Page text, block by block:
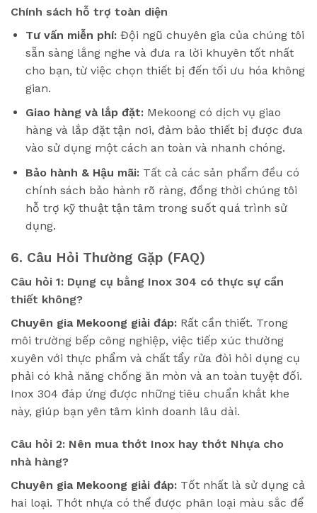
Chính sách hỗ trợ toàn diện
Tư vấn miễn phí:Đội ngũ chuyên gia của chúng tôi
sẵn sàng lắng nghe và đưa ra lời khuyên tốt nhất
cho bạn, từ việc chọn thiết bị đến tối ưu hóa không
gian.
Giao hàng và lắp đặt:Mekoong có dịch vụ giao
hàng và lắp đặt tận nơi, đảm bảo thiết bị được đưa
vào sử dụng một cách an toàn và nhanh chóng.
Bảo hành & Hậu mãi:Tất cả các sản phẩm đều có
chính sách bảo hành rõ ràng, đồng thời chúng tôi
hỗ trợ kỹ thuật tận tâm trong suốt quá trình sử
dụng.
6. Câu Hỏi Thường Gặp (FAQ)
Câu hỏi 1: Dụng cụ bằng Inox 304 có thực sự cần
thiết không?
Chuyên gia Mekoong giải đáp: Rất cần thiết. Trong
môi trường bếp công nghiệp, việc tiếp xúc thường
xuyên với thực phẩm và chất tẩy rửa đòi hỏi dụng cụ
phải có khả năng chống ăn mòn và an toàn tuyệt đối.
Inox 304 đáp ứng được những tiêu chuẩn khắt khe
này, giúp bạn yên tâm kinh doanh lâu dài.
Câu hỏi 2: Nên mua thớt Inox hay thớt Nhựa cho
nhà hàng?
Chuyên gia Mekoong giải đáp: Tốt nhất là sử dụng cả
hai loại. Thớt nhựa có thể được phân loại màu sắc để